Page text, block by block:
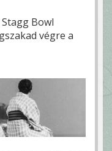
Bowl
végre a